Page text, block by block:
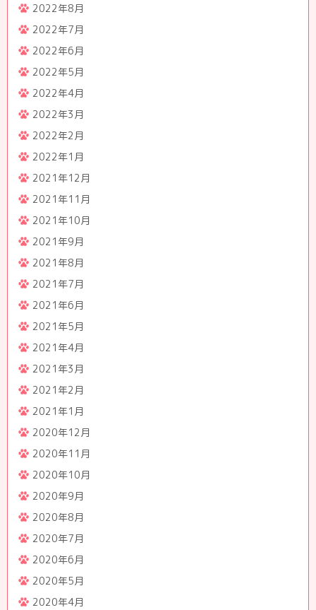
2022年8月
2022年7月
2022年6月
2022年5月
2022年4月
2022年3月
2022年2月
2022年1月
2021年12月
2021年11月
2021年10月
2021年9月
2021年8月
2021年7月
2021年6月
2021年5月
2021年4月
2021年3月
2021年2月
2021年1月
2020年12月
2020年11月
2020年10月
2020年9月
2020年8月
2020年7月
2020年6月
2020年5月
2020年4月